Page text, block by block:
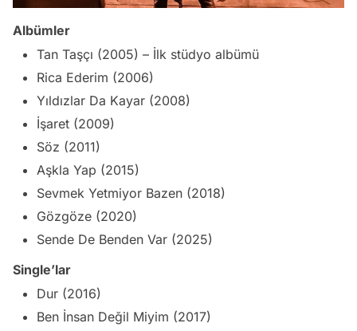
Albümler
Tan Taşçı (2005) – İlk stüdyo albümü
Rica Ederim (2006)
Yıldızlar Da Kayar (2008)
İşaret (2009)
Söz (2011)
Aşkla Yap (2015)
Sevmek Yetmiyor Bazen (2018)
Gözgöze (2020)
Sende De Benden Var (2025)
Single’lar
Dur (2016)
Ben İnsan Değil Miyim (2017)